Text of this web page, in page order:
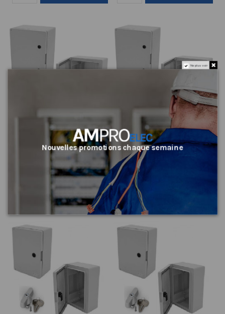
Coffret électrique étanche IP65 -
500 x 350 x 190 mm + plaque de
fond et 2 serrures à clés
AR
79,82 €
Ajouter au panier
Coffret électrique étanche IP65 -
400 x 300 x 170mm + plaque de
fond et 2 serrures à clés
Ne plus voir
Nouvelles promotions chaque semaine